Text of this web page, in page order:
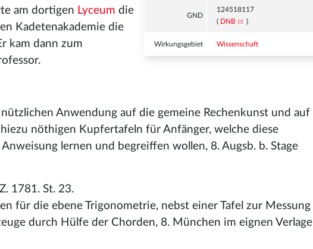
GND
124518117
( DNB )
Wirkungsgebiet Wissenschaft
am dortigen Lyceum die
Kadetenakademie die
kam dann zum
Anwendung auf die gemeine Rechenkunst und auf
nöthigen Kupfertafeln für Anfänger, welche diese
lernen und begreiffen wollen, 8. Augsb. b. Stage
1781. St. 23.
für die ebene Trigonometrie, nebst einer Tafel zur Messung
durch Hülfe der Chorden, 8. München im eignen Verlage